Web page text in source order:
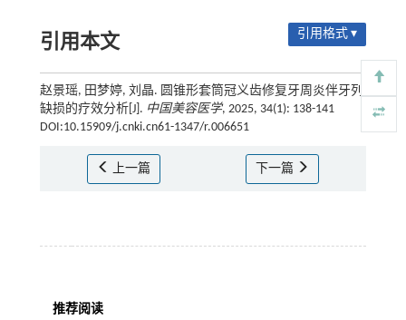
引用本文 引用格式 ▾
赵景瑶, 田梦婷, 刘晶. 圆锥形套筒冠义齿修复牙周炎伴牙列
缺损的疗效分析[J]. 中国美容医学, 2025, 34(1): 138-141
DOI:10.15909/j.cnki.cn61-1347/r.006651
上一篇 下一篇